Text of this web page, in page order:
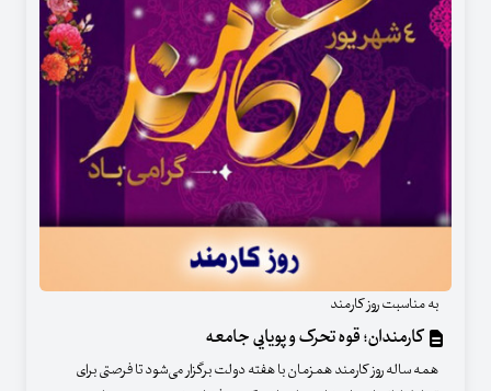
به مناسبت روز کارمند
کارمندان؛ قوه تحرک و پویایی جامعه
همه ساله روز کارمند همزمان با هفته دولت برگزار می‌شود تا فرصتی برای